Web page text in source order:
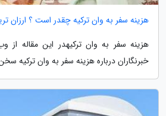
هزینه سفر به وان ترکیه چقدر است ؟ ارزان
هزینه سفر به وان ترکیهدر این مقاله
خبرنگاران درباره هزینه سفر به وان ترکیه